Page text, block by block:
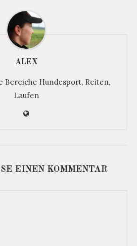
ALEX
Bereiche Hundesport, Reiten,
Laufen
EINEN KOMMENTAR